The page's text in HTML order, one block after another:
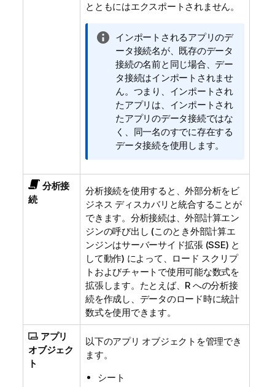
とともにはエクスポートされません。
情
報
メ
モ
インポートされるアプリのデ
ータ接続名が、既存のデータ
接続の名前と同じ場合、デー
タ接続はインポートされませ
ん。つまり、インポートされ
たアプリは、インポートされ
たアプリのデータ接続ではな
く、同一名のすでに存在する
データ接続を使用します。
分析接
続
分析接続を使用すると、外部分析をビ
ジネス ディスカバリと統合することが
できます。分析接続は、外部計算エン
ジンの呼び出し (このとき外部計算エ
ンジンはサーバーサイド拡張 (SSE) と
して動作) によって、ロード スクリプ
トおよびチャートで使用可能な数式を
拡張します。たとえば、R への分析接
続を作成し、データのロード時に統計
数式を使用できます。
アプリ
オブジェク
ト
以下のアプリ オブジェクトを管理でき
ます。
シート